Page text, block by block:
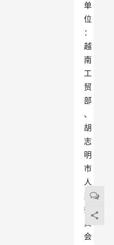
单
位
：
越
南
工
贸
部
、
胡
志
明
市
人
民
委
员
会